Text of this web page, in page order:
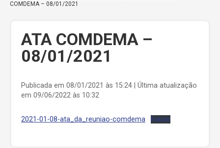
COMDEMA – 08/01/2021
ATA COMDEMA –
08/01/2021
Publicada em 08/01/2021 às 15:24 | Última atualização
em 09/06/2022 às 10:32
2021-01-08-ata_da_reuniao-comdema Baixar